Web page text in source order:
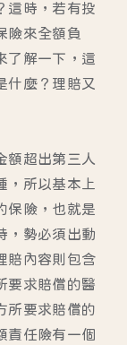
這時，若有投
險來全額負
了解一下，這
什麼？理賠又
額超出第三人
，所以基本上
保險，也就是
，勢必須出動
賠內容則包含
要求賠償的醫
所要求賠償的
責任險有一個